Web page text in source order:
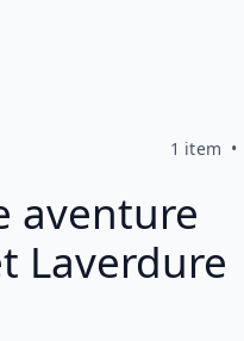
1 item
aventure
Laverdure